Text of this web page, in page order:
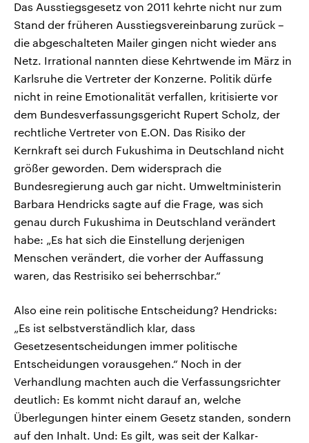
Das Ausstiegsgesetz von 2011 kehrte nicht nur zum
Stand der früheren Ausstiegsvereinbarung zurück –
die abgeschalteten Mailer gingen nicht wieder ans
Netz. Irrational nannten diese Kehrtwende im März in
Karlsruhe die Vertreter der Konzerne. Politik dürfe
nicht in reine Emotionalität verfallen, kritisierte vor
dem Bundesverfassungsgericht Rupert Scholz, der
rechtliche Vertreter von E.ON. Das Risiko der
Kernkraft sei durch Fukushima in Deutschland nicht
größer geworden. Dem widersprach die
Bundesregierung auch gar nicht. Umweltministerin
Barbara Hendricks sagte auf die Frage, was sich
genau durch Fukushima in Deutschland verändert
habe: „Es hat sich die Einstellung derjenigen
Menschen verändert, die vorher der Auffassung
waren, das Restrisiko sei beherrschbar.“
Also eine rein politische Entscheidung? Hendricks:
„Es ist selbstverständlich klar, dass
Gesetzesentscheidungen immer politische
Entscheidungen vorausgehen.“ Noch in der
Verhandlung machten auch die Verfassungsrichter
deutlich: Es kommt nicht darauf an, welche
Überlegungen hinter einem Gesetz standen, sondern
auf den Inhalt. Und: Es gilt, was seit der Kalkar-